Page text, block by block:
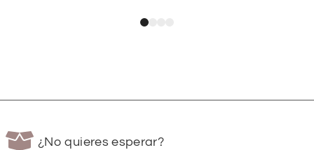
¿No quieres esperar?